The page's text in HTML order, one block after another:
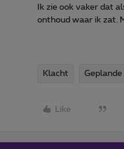
Ik zie ook vaker dat
onthoud waar ik zat.
Klacht
Like